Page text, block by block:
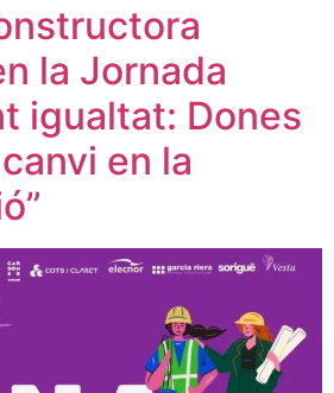
la Jornada
igualtat: Dones
en la